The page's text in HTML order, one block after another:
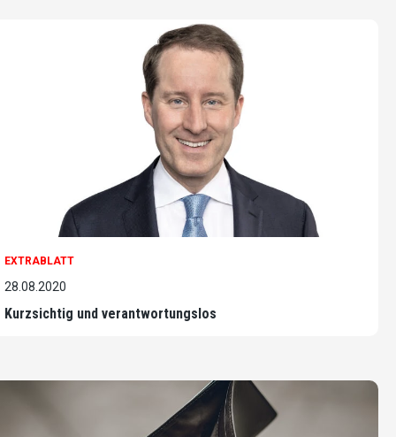
EXTRABLATT
28.08.2020
Kurzsichtig und verantwortungslos